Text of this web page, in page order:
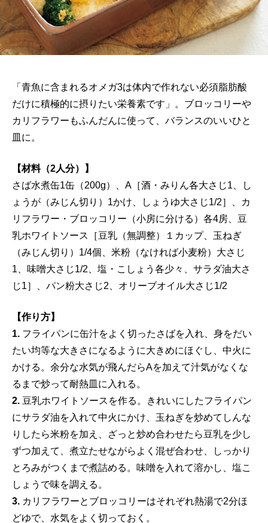
「青魚に含まれるオメガ3は体内で作れない必須脂肪酸
だけに積極的に摂りたい栄養素です」。ブロッコリーや
カリフラワーもふんだんに使って、バランスのいいひと
皿に。
【材料（2人分）】
さば水煮缶1缶（200g）、A［酒・みりん各大さじ1、し
ょうが（みじん切り）1かけ、しょうゆ大さじ1/2］、カ
リフラワー・ブロッコリー（小房に分ける）各4房、豆
乳ホワイトソース［豆乳（無調整）１カップ、玉ねぎ
（みじん切り）1/4個、米粉（なければ小麦粉）大さじ
1、味噌大さじ1/2、塩・こしょう各少々、サラダ油大さ
じ1］、パン粉大さじ2、オリーブオイル大さじ1/2
【作り方】
1. フライパンに缶汁をよく切ったさばを入れ、身をだい
たい均等な大きさになるように大きめにほぐし、中火に
かける。余分な水気が飛んだらAを加えて汁気がなくな
るまで炒って耐熱皿に入れる。
2. 豆乳ホワイトソースを作る。きれいにしたフライパン
にサラダ油を入れて中火にかけ、玉ねぎを炒めてしんな
りしたら米粉を加え、ざっと炒め合わせたら豆乳を少し
ずつ加えて、煮立たせながらよく混ぜ合わせ、しっかり
とろみがつくまで煮詰める。味噌を入れて溶かし、塩こ
しょうで味を調える。
3. カリフラワーとブロッコリーはそれぞれ熱湯で2分ほ
どゆで、水気をよく切っておく。